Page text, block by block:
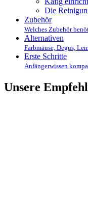
Die
Zubehör
Welches Zubehör
Alternativen
Farbmäuse, Degus,
Erste Schritte
Anfängerwissen
Unsere